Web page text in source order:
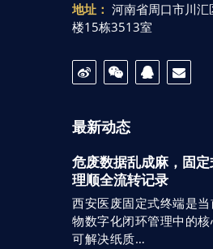
地址： 河南省周口市川
楼15栋3513室
最新动态
危废数据乱成麻，固
理顺全流转记录
西安医废固定式终端是
物数字化闭环管理中的核
可解决纸质…